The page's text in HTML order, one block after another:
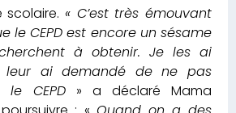
scolaire. « C’est très émouvant
le CEPD est encore un sésame
à obtenir. Je les ai
leur ai demandé de ne pas
le CEPD » a déclaré Mama